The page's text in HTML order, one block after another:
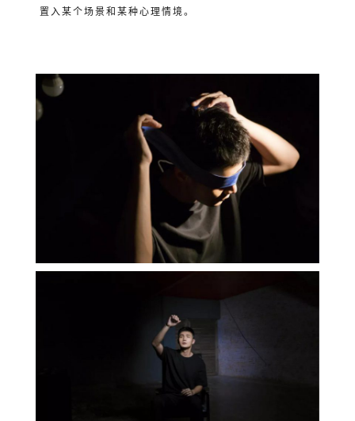
置入某个场景和某种心理情境。